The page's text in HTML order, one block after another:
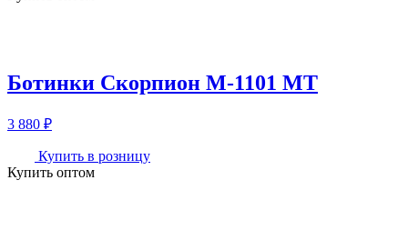
Ботинки Скорпион М-1101 МТ
3 880 ₽
Купить в розницу
Купить оптом